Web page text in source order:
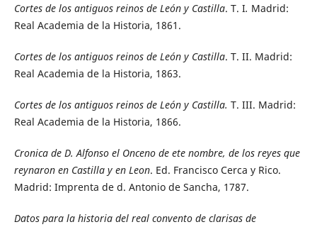
Cortes de los antiguos reinos de León y Castilla. T. I. Madrid:
Real Academia de la Historia, 1861.
Cortes de los antiguos reinos de León y Castilla. T. II. Madrid:
Real Academia de la Historia, 1863.
Cortes de los antiguos reinos de León y Castilla. T. III. Madrid:
Real Academia de la Historia, 1866.
Cronica de D. Alfonso el Onceno de ete nombre, de los reyes que
reynaron en Castilla y en Leon. Ed. Francisco Cerca y Rico.
Madrid: Imprenta de d. Antonio de Sancha, 1787.
Datos para la historia del real convento de clarisas de